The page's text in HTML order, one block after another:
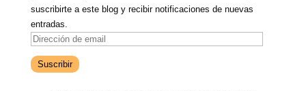
suscribirte a este blog y recibir notificaciones de nuevas
entradas.
D
r